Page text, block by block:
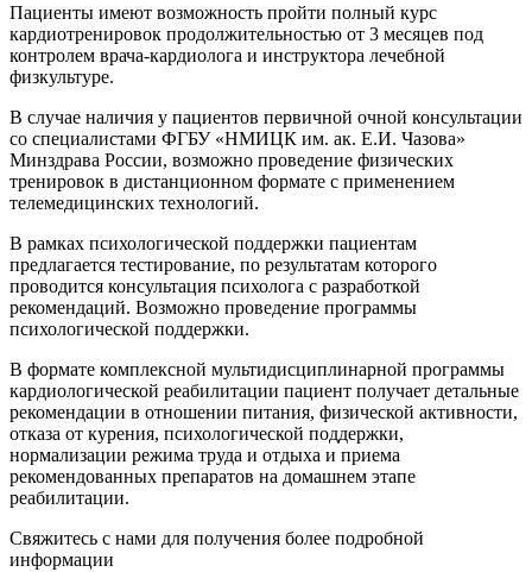
Пациенты имеют возможность пройти полный курс
кардиотренировок продолжительностью от 3 месяцев под
контролем врача-кардиолога и инструктора лечебной
физкультуре.
В случае наличия у пациентов первичной очной консультации
со специалистами ФГБУ «НМИЦК им. ак. Е.И. Чазова»
Минздрава России, возможно проведение физических
тренировок в дистанционном формате с применением
телемедицинских технологий.
В рамках психологической поддержки пациентам
предлагается тестирование, по результатам которого
проводится консультация психолога с разработкой
рекомендаций. Возможно проведение программы
психологической поддержки.
В формате комплексной мультидисциплинарной программы
кардиологической реабилитации пациент получает детальные
рекомендации в отношении питания, физической активности,
отказа от курения, психологической поддержки,
нормализации режима труда и отдыха и приема
рекомендованных препаратов на домашнем этапе
реабилитации.
Свяжитесь с нами для получения более подробной
информации